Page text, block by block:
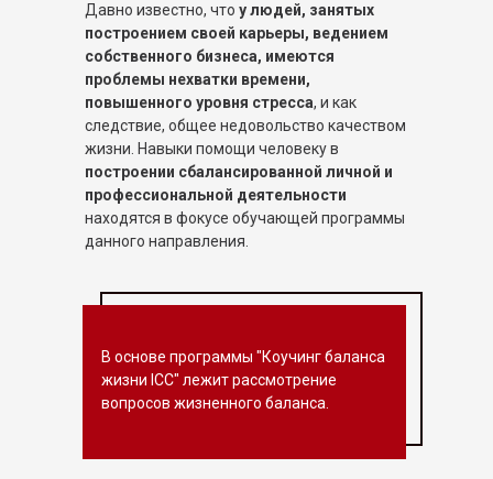
Давно известно, что у людей, занятых
построением своей карьеры, ведением
собственного бизнеса, имеются
проблемы нехватки времени,
повышенного уровня стресса, и как
следствие, общее недовольство качеством
жизни. Навыки помощи человеку в
построении сбалансированной личной и
профессиональной деятельности
находятся в фокусе обучающей программы
данного направления.
В основе программы "Коучинг баланса
жизни ICC" лежит рассмотрение
вопросов жизненного баланса.